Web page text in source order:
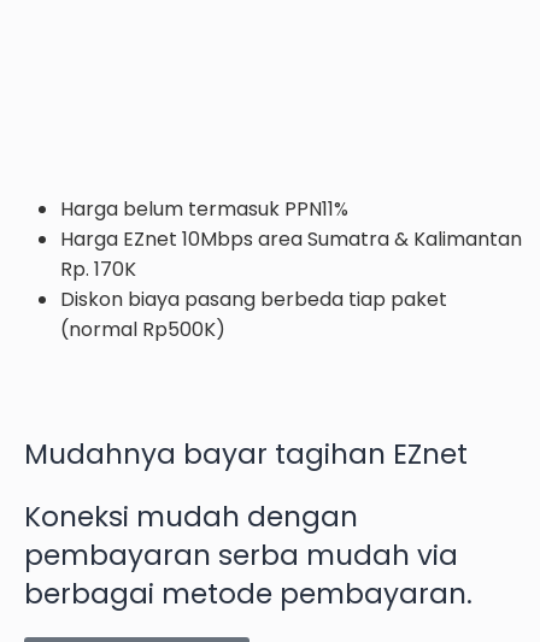
Harga belum termasuk PPN11%
Harga EZnet 10Mbps area Sumatra & Kalimantan
Rp. 170K
Diskon biaya pasang berbeda tiap paket
(normal Rp500K)
Mudahnya bayar tagihan EZnet
Koneksi mudah dengan
pembayaran serba mudah via
berbagai metode pembayaran.